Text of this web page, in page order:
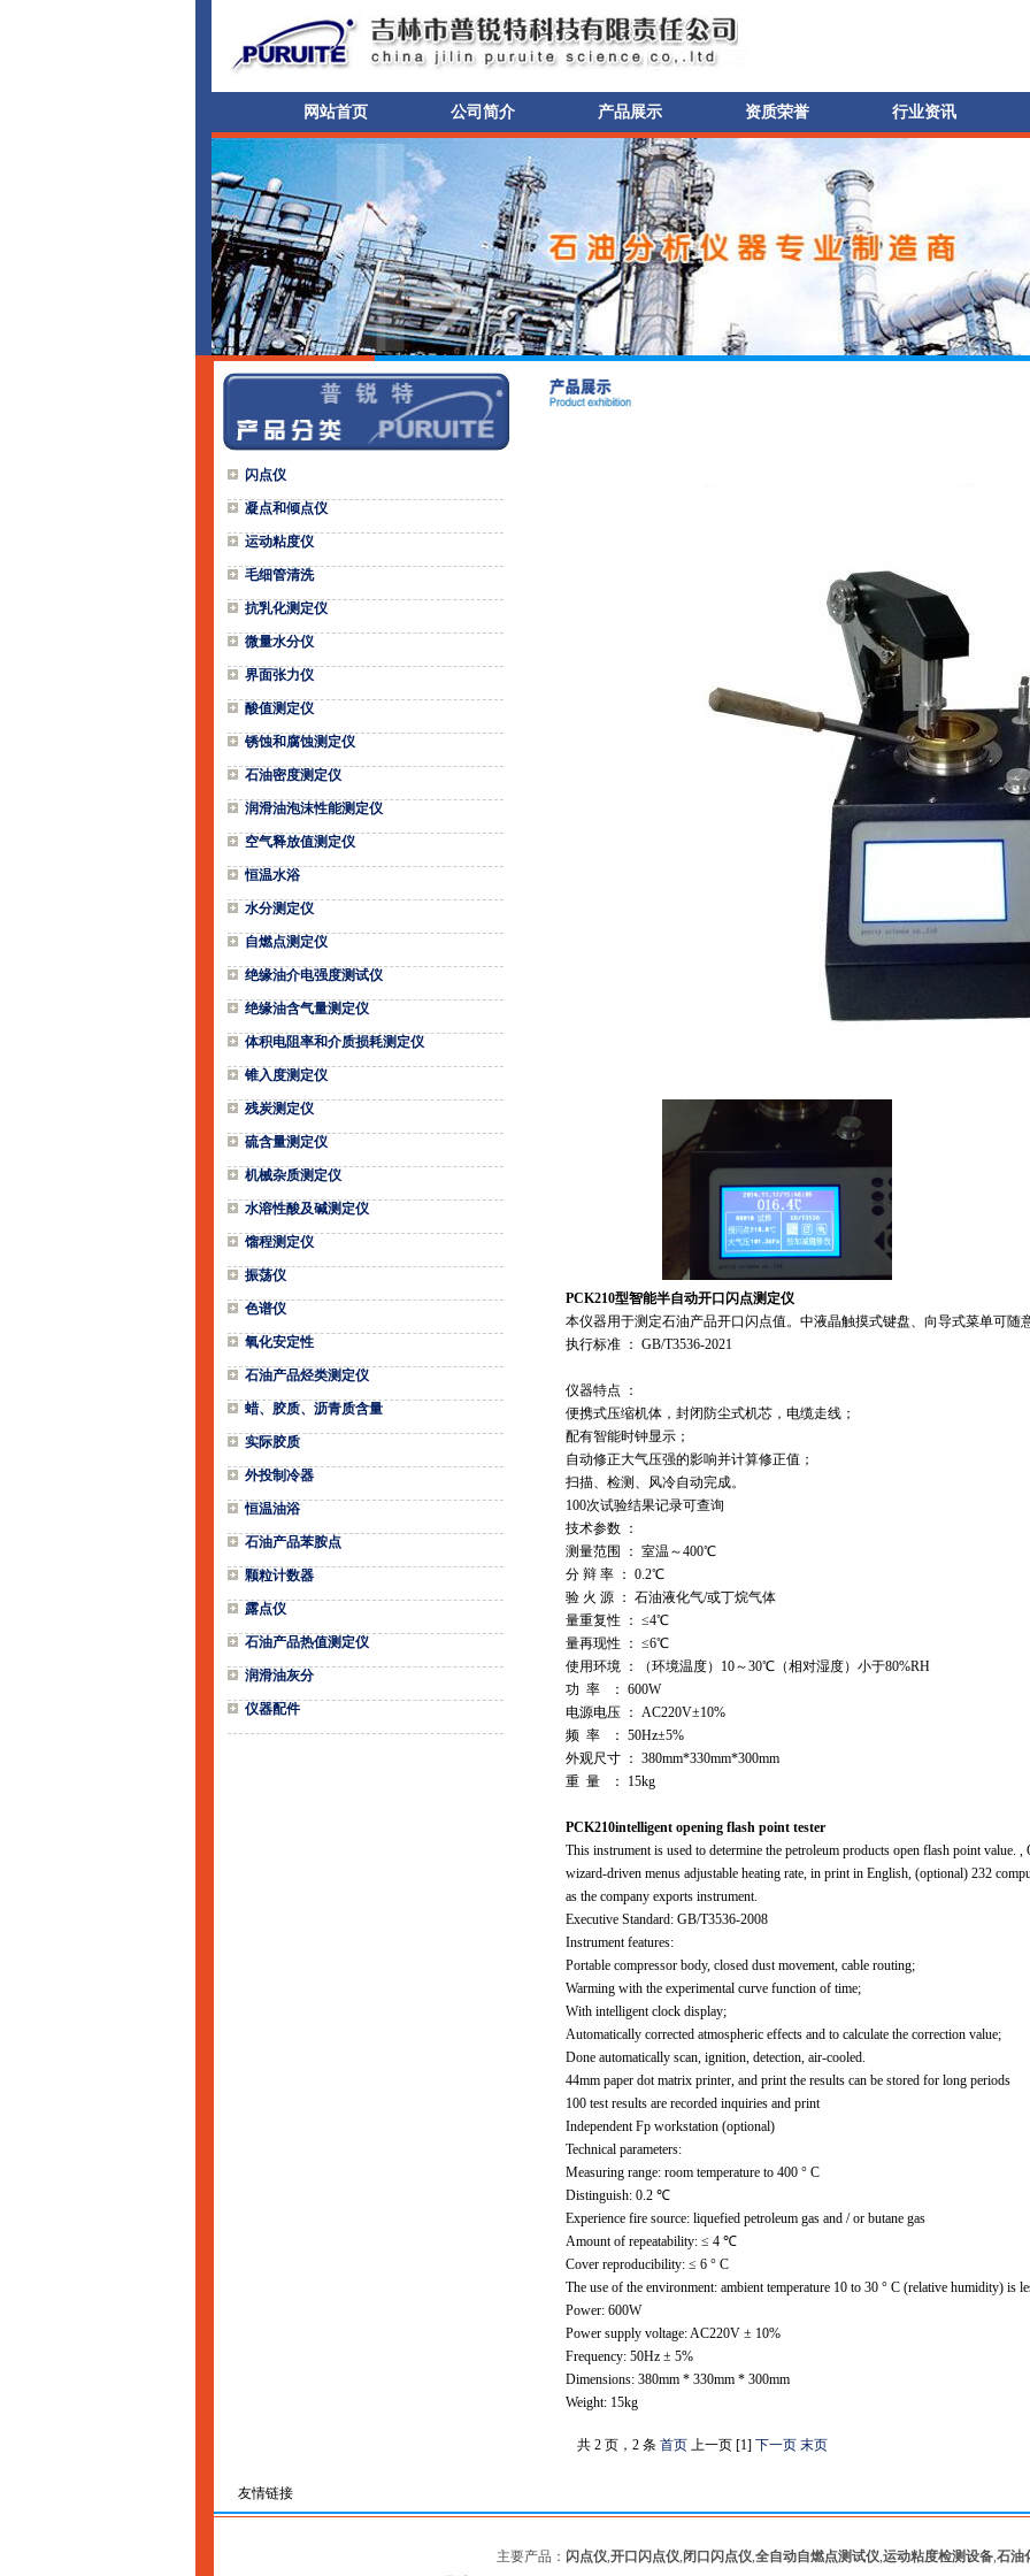
网站首页 公司简介 产品展示 资质荣誉 行业资讯
闪点仪
凝点和倾点仪
运动粘度仪
毛细管清洗
抗乳化测定仪
微量水分仪
界面张力仪
酸值测定仪
锈蚀和腐蚀测定仪
石油密度测定仪
润滑油泡沫性能测定仪
空气释放值测定仪
恒温水浴
水分测定仪
自燃点测定仪
绝缘油介电强度测试仪
绝缘油含气量测定仪
体积电阻率和介质损耗测定仪
锥入度测定仪
残炭测定仪
硫含量测定仪
机械杂质测定仪
水溶性酸及碱测定仪
馏程测定仪
振荡仪
色谱仪
氧化安定性
石油产品烃类测定仪
蜡、胶质、沥青质含量
实际胶质
外投制冷器
恒温油浴
石油产品苯胺点
颗粒计数器
露点仪
石油产品热值测定仪
润滑油灰分
仪器配件
PCK210型智能半自动开口闪点测定仪
本仪器用于测定石油产品开口闪点值。中液晶触摸式键盘、向导式菜单可随
执行标准 ： GB/T3536-2021
仪器特点 ：
便携式压缩机体，封闭防尘式机芯，电缆走线；
配有智能时钟显示；
自动修正大气压强的影响并计算修正值；
扫描、检测、风冷自动完成。
100次试验结果记录可查询
技术参数 ：
测量范围 ： 室温～400℃
分 辩 率 ： 0.2℃
验 火 源 ： 石油液化气/或丁烷气体
量重复性 ： ≤4℃
量再现性 ： ≤6℃
使用环境 ：（环境温度）10～30℃（相对湿度）小于80%RH
功 率 ： 600W
电源电压 ： AC220V±10%
频 率 ： 50Hz±5%
外观尺寸 ： 380mm*330mm*300mm
重 量 ： 15kg
PCK210intelligent opening flash point tester
This instrument is used to determine the petroleum products open flash point value.
wizard-driven menus adjustable heating rate, in print in English, (optional) 232
as the company exports instrument.
Executive Standard: GB/T3536-2008
Instrument features:
Portable compressor body, closed dust movement, cable routing;
Warming with the experimental curve function of time;
With intelligent clock display;
Automatically corrected atmospheric effects and to calculate the correction value;
Done automatically scan, ignition, detection, air-cooled.
44mm paper dot matrix printer, and print the results can be stored for long periods
100 test results are recorded inquiries and print
Independent Fp workstation (optional)
Technical parameters:
Measuring range: room temperature to 400 ° C
Distinguish: 0.2 ℃
Experience fire source: liquefied petroleum gas and / or butane gas
Amount of repeatability: ≤ 4 ℃
Cover reproducibility: ≤ 6 ° C
The use of the environment: ambient temperature 10 to 30 ° C (relative humidity) is
Power: 600W
Power supply voltage: AC220V ± 10%
Frequency: 50Hz ± 5%
Dimensions: 380mm * 330mm * 300mm
Weight: 15kg
共 2 页，2 条 首页 上一页 [1] 下一页 末页
友情链接
主要产品： 闪点仪,开口闪点仪,闭口闪点仪,全自动自燃点测试仪,运动粘度检测设备,石油